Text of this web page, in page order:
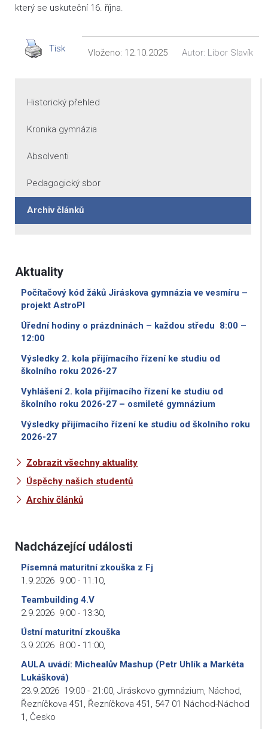
který se uskuteční 16. října.
Tisk Vloženo: 12.10.2025 Autor: Libor Slavík
Historický přehled
Kronika gymnázia
Absolventi
Pedagogický sbor
Archiv článků
Aktuality
Počítačový kód žáků Jiráskova gymnázia ve vesmíru –
projekt AstroPI
Úřední hodiny o prázdninách – každou středu 8:00 –
12:00
Výsledky 2. kola přijímacího řízení ke studiu od
školního roku 2026-27
Vyhlášení 2. kola přijímacího řízení ke studiu od
školního roku 2026-27 – osmileté gymnázium
Výsledky přijímacího řízení ke studiu od školního roku
2026-27
Zobrazit všechny aktuality
Úspěchy našich studentů
Archiv článků
Nadcházející události
Písemná maturitní zkouška z Fj
1.9.2026 9:00 - 11:10
Teambuilding 4.V
2.9.2026 9:00 - 13:30
Ústní maturitní zkouška
3.9.2026 8:00 - 11:00
AULA uvádí: Michealův Mashup (Petr Uhlík a Markéta
Lukášková)
23.9.2026 19:00 - 21:00 Jiráskovo gymnázium, Náchod,
Řezníčkova 451, Řezníčkova 451, 547 01 Náchod-Náchod
1, Česko